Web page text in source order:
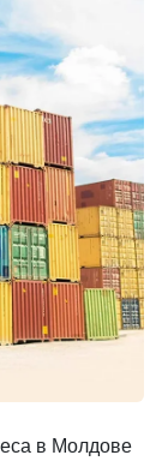
в Молдове